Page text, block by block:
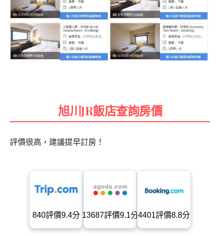
旭川JR飯店查詢房價
評價很高，建議提早訂房！
840評價9.4分 13687評價9.1分4401評價8.8分